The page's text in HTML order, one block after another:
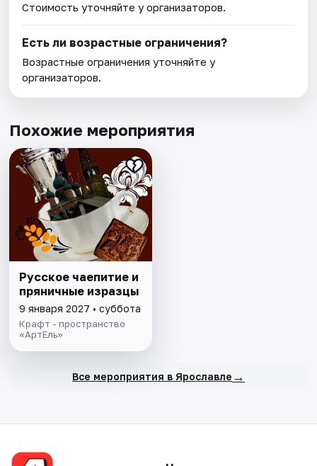
Стоимость уточняйте у организаторов.
Есть ли возрастные ограничения?
Возрастные ограничения уточняйте у
организаторов.
Похожие мероприятия
Русское чаепитие и
пряничные изразцы
9 января 2027 • суббота
Крафт - пространство
«АртЕль»
Все мероприятия в Ярославле →